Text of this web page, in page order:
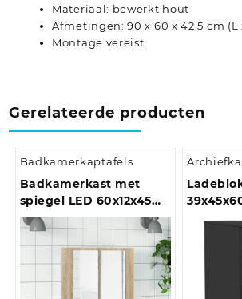
Materiaal: bewerkt hout
Afmetingen: 90 x 60 x 42,5 cm (L
Montage vereist
Gerelateerde producten
Badkamerkaptafels
Badkamerkast met
spiegel LED 60x12x45
acryl sonoma
eikenkleurig